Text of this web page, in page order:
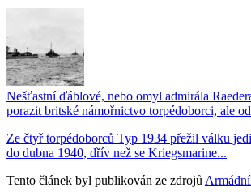
Nešťastní ďáblové, nebo omyl admirála
porazit britské námořnictvo torpédoborci, ale
Ze čtyř torpédoborců Typ 1934 přežil válku
do dubna 1940, dřív než se Kriegsmarine...
Tento článek byl publikován ze zdrojů